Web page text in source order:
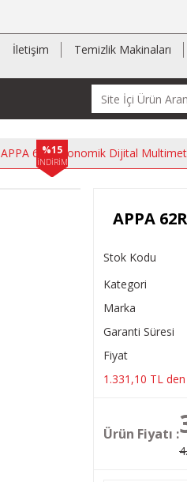
İletişim Temizlik Makinaları
APPA 62R Ekonomik Dijital
%15
İNDİRİM
APPA
Stok Kodu
Kategori
Marka
Garanti Süresi
Fiyat
1.331,10 TL
Ürün Fiyatı :